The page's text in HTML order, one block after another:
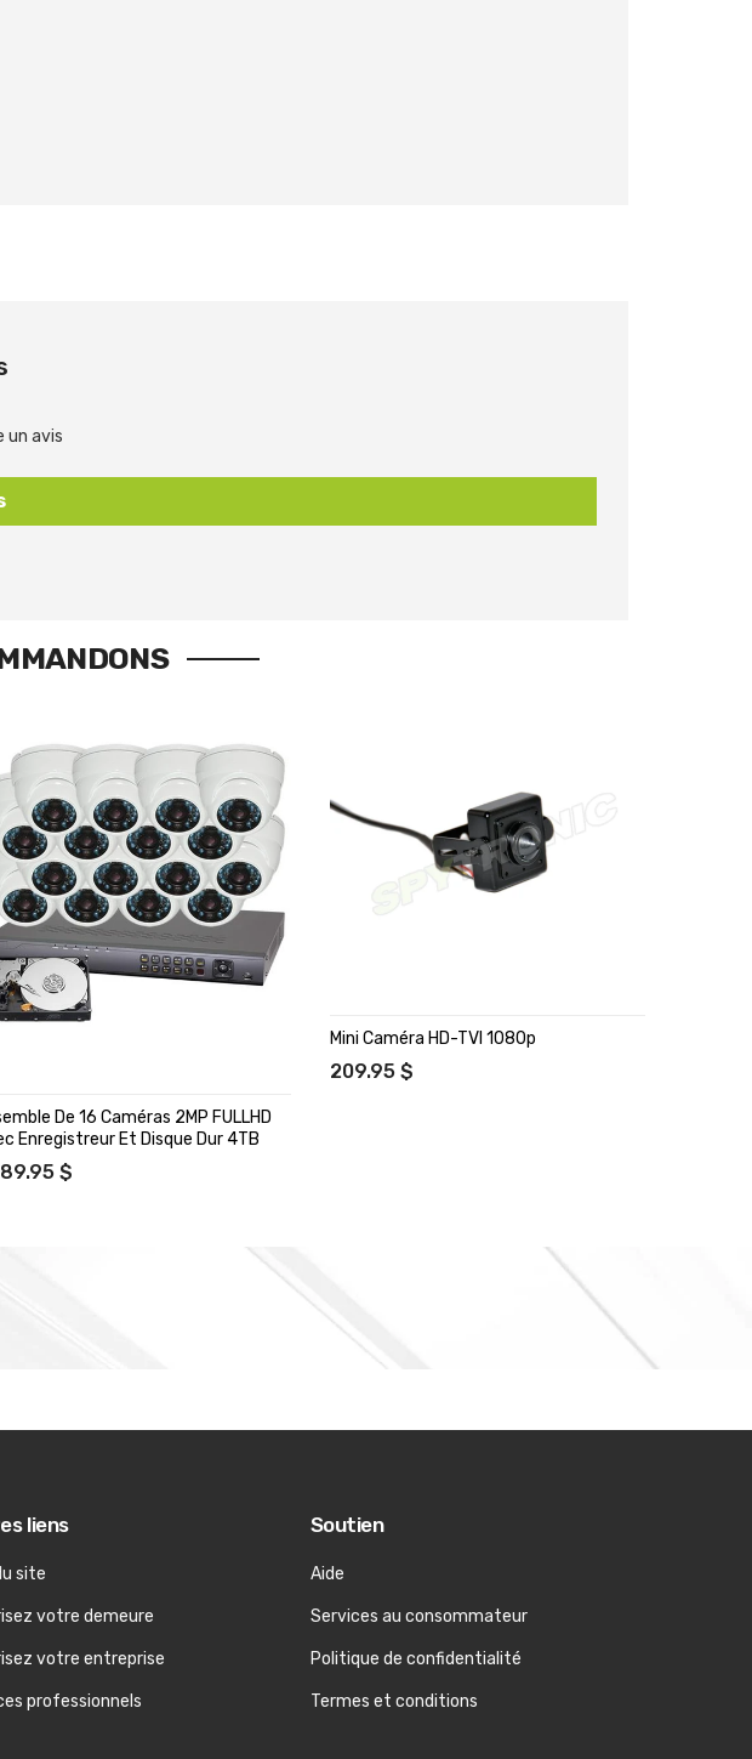
un avis
De 16 Caméras 2MP FULLHD
Enregistreur Et Disque Dur 4TB
$
Mini Caméra HD-TVI 1080p
209.95 $
liens
site
votre demeure
votre entreprise
professionnels
Soutien
Aide
Services au consommateur
Politique de confidentialité
Termes et conditions